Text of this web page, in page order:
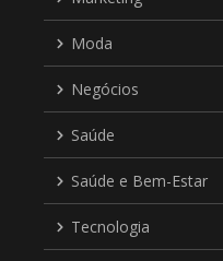
Moda
Negócios
Saúde
Saúde e Bem-Estar
Tecnologia